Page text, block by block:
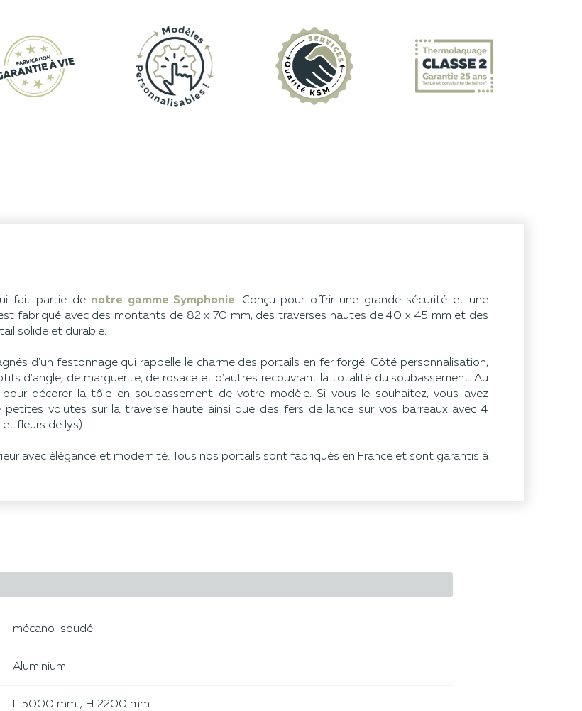
fait partie de notre gamme Symphonie. Conçu pour offrir une grande sécurité et une
fabriqué avec des montants de 82 x 70 mm, des traverses hautes de 40 x 45 mm et des
solide et durable.
d'un festonnage qui rappelle le charme des portails en fer forgé. Côté personnalisation,
d'angle, de marguerite, de rosace et d'autres recouvrant la totalité du soubassement. Au
décorer la tôle en soubassement de votre modèle. Si vous le souhaitez, vous avez
volutes sur la traverse haute ainsi que des fers de lance sur vos barreaux avec 4
fleurs de lys).
avec élégance et modernité. Tous nos portails sont fabriqués en France et sont garantis à
mécano-soudé
Aluminium
L 5000 mm ; H 2200 mm